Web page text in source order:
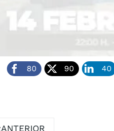
80 90 40
ANTERIOR:
ANTERIOR